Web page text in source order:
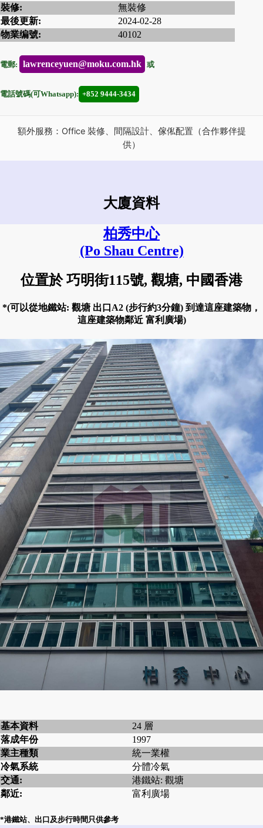
裝修:
無裝修
最後更新:
2024-02-28
物業编號:
40102
電郵: lawrenceyuen@moku.com.hk 或
電話號碼(可Whatsapp): +852 9444-3434
額外服務：Office 裝修、間隔設計、傢俬配置（合作夥伴提
供）
大廈資料
柏秀中心
(Po Shau Centre)
位置於 巧明街115號, 觀塘, 中國香港
*(可以從地鐵站: 觀塘 出口A2 (步行約3分鐘) 到達這座建築物，
這座建築物鄰近 富利廣場)
基本資料
24 層
落成年份
1997
業主種類
統一業權
冷氣系統
分體冷氣
交通:
港鐵站: 觀塘
鄰近:
富利廣場
*港鐵站、出口及步行時間只供參考